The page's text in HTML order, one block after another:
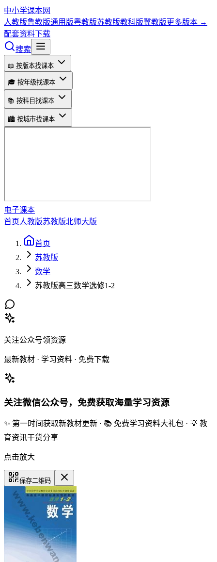
中小学课本网
人教版鲁教版通用版粤教版苏教版教科版冀教版更多版本 →
配套资料下载
搜索
📖 按版本找课本
🎓 按年级找课本
📚 按科目找课本
🏙️ 按城市找课本
电子课本
首页人教版苏教版北师大版
首页
苏教版
数学
苏教版高三数学选修1-2
关注公众号领资源
最新教材 · 学习资料 · 免费下载
关注微信公众号，免费获取海量学习资源
✨ 第一时间获取新教材更新 · 📚 免费学习资料大礼包 · 💡 教
育资讯干货分享
点击放大
保存二维码